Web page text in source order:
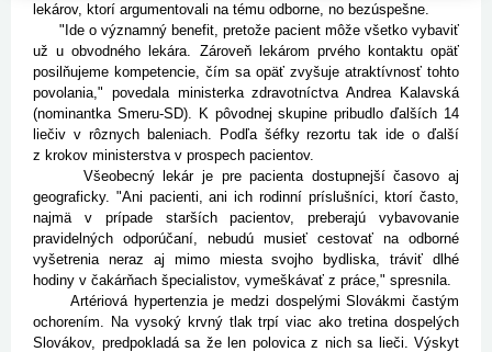
lekárov, ktorí argumentovali na tému odborne, no bezúspešne.
"Ide o významný benefit, pretože pacient môže všetko vybaviť
už u obvodného lekára. Zároveň lekárom prvého kontaktu opäť
posilňujeme kompetencie, čím sa opäť zvyšuje atraktívnosť tohto
povolania," povedala ministerka zdravotníctva Andrea Kalavská
(nominantka Smeru-SD). K pôvodnej skupine pribudlo ďalších 14
liečiv v rôznych baleniach. Podľa šéfky rezortu tak ide o ďalší
z krokov ministerstva v prospech pacientov.
Všeobecný lekár je pre pacienta dostupnejší časovo aj
geograficky. "Ani pacienti, ani ich rodinní príslušníci, ktorí často,
najmä v prípade starších pacientov, preberajú vybavovanie
pravidelných odporúčaní, nebudú musieť cestovať na odborné
vyšetrenia neraz aj mimo miesta svojho bydliska, tráviť dlhé
hodiny v čakárňach špecialistov, vymeškávať z práce," spresnila.
Artériová hypertenzia je medzi dospelými Slovákmi častým
ochorením. Na vysoký krvný tlak trpí viac ako tretina dospelých
Slovákov, predpokladá sa že len polovica z nich sa lieči. Výskyt